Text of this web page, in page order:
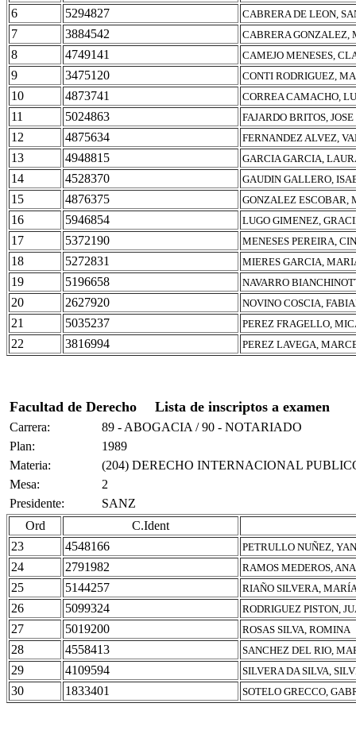
6 5294827 CABRERA DE LEON,
7 3884542 CABRERA GONZALEZ,
8 4749141 CAMEJO MENESES,
9 3475120 CONTI RODRIGUEZ,
10 4873741 CORREA CAMACHO,
11 5024863 FAJARDO BRITOS,
12 4875634 FERNANDEZ ALVEZ,
13 4948815 GARCIA GARCIA,
14 4528370 GAUDIN GALLERO,
15 4876375 GONZALEZ ESCOBAR,
16 5946854 LUGO GIMENEZ,
17 5372190 MENESES PEREIRA,
18 5272831 MIERES GARCIA,
19 5196658 NAVARRO
20 2627920 NOVINO COSCIA,
21 5035237 PEREZ FRAGELLO,
22 3816994 PEREZ LAVEGA,
Facultad de Derecho Lista de inscriptos a examen
Carrera:
89 - ABOGACIA / 90 - NOTARIADO
Plan:
1989
Materia:
(204) DERECHO INTERNACIONAL
Mesa:
2
Presidente:
SANZ
Ord
C.Ident
23
4548166 PETRULLO NUÑEZ,
24 2791982 RAMOS MEDEROS,
25 5144257 RIAÑO SILVERA,
26 5099324 RODRIGUEZ PISTON,
27 5019200 ROSAS SILVA, ROMINA
28 4558413 SANCHEZ DEL RIO,
29 4109594 SILVERA DA SILVA,
30 1833401 SOTELO GRECCO,